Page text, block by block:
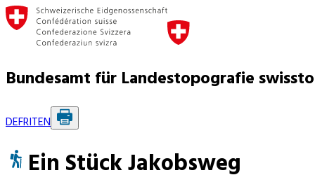
Bundesamt für Landestopografie
DEFRITEN
Ein Stück Jakobsweg